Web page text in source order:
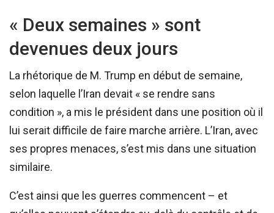
« Deux semaines » sont
devenues deux jours
La rhétorique de M. Trump en début de semaine,
selon laquelle l’Iran devait « se rendre sans
condition », a mis le président dans une position où il
lui serait difficile de faire marche arrière. L’Iran, avec
ses propres menaces, s’est mis dans une situation
similaire.
C’est ainsi que les guerres commencent – et